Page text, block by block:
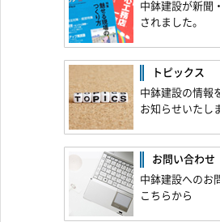
中鉢建設が新聞
されました。
トピックス
中鉢建設の情報
お知らせいたし
お問い合わせ
中鉢建設へのお
こちらから